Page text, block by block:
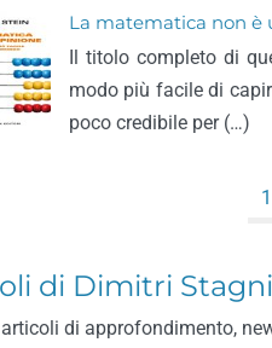
La matematica non è
Il titolo completo di
modo più facile di
poco credibile per (…)
1
di Dimitri
di approfondimento,